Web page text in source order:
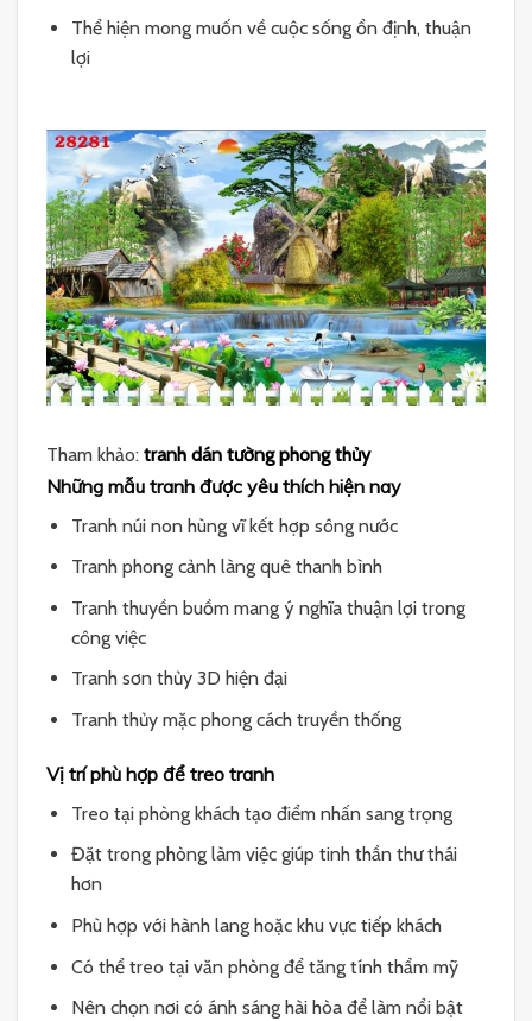
Thể hiện mong muốn về cuộc sống ổn định, thuận
lợi
Tham khảo: tranh dán tường phong thủy
Những mẫu tranh được yêu thích hiện nay
Tranh núi non hùng vĩ kết hợp sông nước
Tranh phong cảnh làng quê thanh bình
Tranh thuyền buồm mang ý nghĩa thuận lợi trong
công việc
Tranh sơn thủy 3D hiện đại
Tranh thủy mặc phong cách truyền thống
Vị trí phù hợp để treo tranh
Treo tại phòng khách tạo điểm nhấn sang trọng
Đặt trong phòng làm việc giúp tinh thần thư thái
hơn
Phù hợp với hành lang hoặc khu vực tiếp khách
Có thể treo tại văn phòng để tăng tính thẩm mỹ
Nên chọn nơi có ánh sáng hài hòa để làm nổi bật